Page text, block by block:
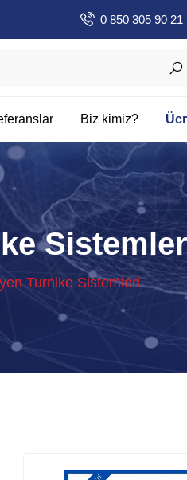
0 850 305 90 21
Biz kimiz?
Turnike Sistemleri